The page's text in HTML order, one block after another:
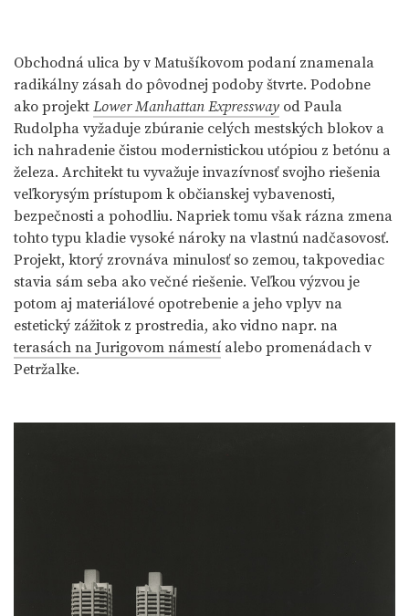
Obchodná ulica by v Matušíkovom podaní znamenala
radikálny zásah do pôvodnej podoby štvrte. Podobne
ako projekt Lower Manhattan Expressway od Paula
Rudolpha vyžaduje zbúranie celých mestských blokov a
ich nahradenie čistou modernistickou utópiou z betónu a
železa. Architekt tu vyvažuje invazívnosť svojho riešenia
veľkorysým prístupom k občianskej vybavenosti,
bezpečnosti a pohodliu. Napriek tomu však rázna zmena
tohto typu kladie vysoké nároky na vlastnú nadčasovosť.
Projekt, ktorý zrovnáva minulosť so zemou, takpovediac
stavia sám seba ako večné riešenie. Veľkou výzvou je
potom aj materiálové opotrebenie a jeho vplyv na
estetický zážitok z prostredia, ako vidno napr. na
terasách na Jurigovom námestí alebo promenádach v
Petržalke.